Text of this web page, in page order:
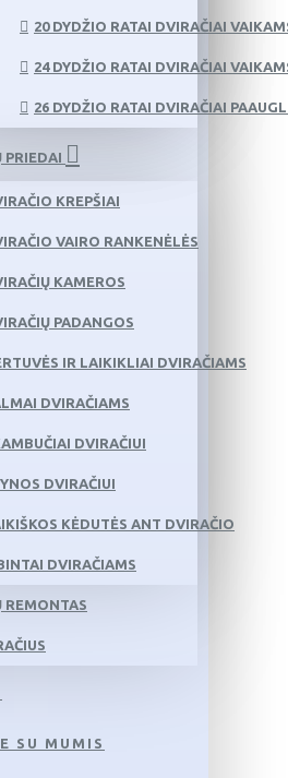
20 DYDŽIO RATAI DVIRAČIAI
24 DYDŽIO RATAI DVIRAČIAI
26 DYDŽIO RATAI DVIRAČIAI
PRIEDAI
KREPŠIAI
VAIRO RANKENĖLĖS
KAMEROS
PADANGOS
IR LAIKIKLIAI DVIRAČIAMS
DVIRAČIAMS
DVIRAČIUI
DVIRAČIUI
KĖDUTĖS ANT DVIRAČIO
DVIRAČIAMS
REMONTAS
SU MUMIS